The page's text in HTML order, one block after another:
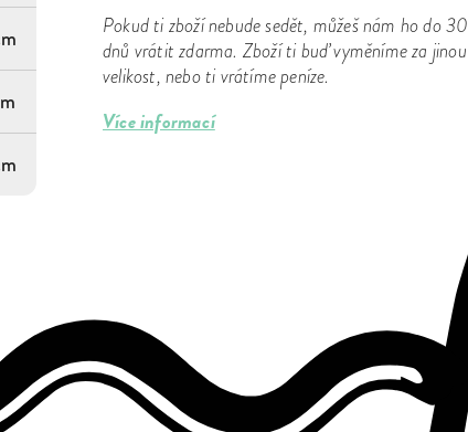
Pokud ti zboží nebude sedět, můžeš nám ho do 30
dnů vrátit zdarma. Zboží ti buď vyměníme za jinou
velikost, nebo ti vrátíme peníze.
Více informací